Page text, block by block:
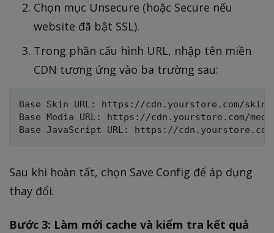
Chọn mục Unsecure (hoặc Secure nếu
website đã bật SSL).
Trong phần cấu hình URL, nhập tên miền
CDN tương ứng vào ba trường sau:
Base Skin URL: https://cdn.yourstore.com/skin/
Base Media URL: https://cdn.yourstore.com/
Sau khi hoàn tất, chọn Save Config để áp dụng
thay đổi.
Bước 3: Làm mới cache và kiểm tra kết quả